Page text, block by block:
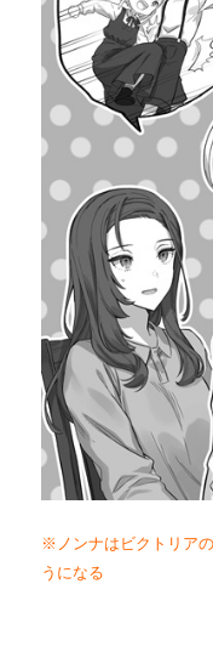
※ノンナはビクトリア
うになる